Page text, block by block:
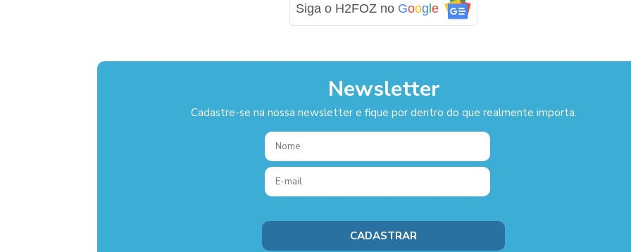
Siga o H2FOZ no Google
Newsletter
Cadastre-se na nossa newsletter e fique por dentro do que realmente importa.